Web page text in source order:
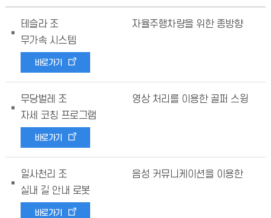
테슬라 조
자율주행차량을 위한 종방향
무가속 시스템
바로가기
무당벌레 조
영상 처리를 이용한 골퍼 스윙
자세 코칭 프로그램
바로가기
일사천리 조
음성 커뮤니케이션을 이용한
실내 길 안내 로봇
바로가기